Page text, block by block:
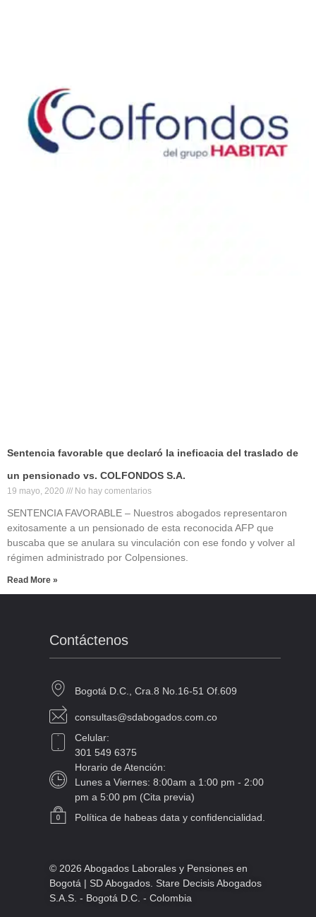
Sentencia favorable que declaró la ineficacia del traslado de
un pensionado vs. COLFONDOS S.A.
19 mayo, 2020 No hay comentarios
SENTENCIA FAVORABLE – Nuestros abogados representaron
exitosamente a un pensionado de esta reconocida AFP que
buscaba que se anulara su vinculación con ese fondo y volver al
régimen administrado por Colpensiones.
Read More »
Contáctenos
Bogotá D.C., Cra.8 No.16-51 Of.609
consultas@sdabogados.com.co
Celular:
301 549 6375
Horario de Atención:
Lunes a Viernes: 8:00am a 1:00 pm - 2:00
pm a 5:00 pm (Cita previa)
Política de habeas data y confidencialidad.
© 2026 Abogados Laborales y Pensiones en
Bogotá | SD Abogados. Stare Decisis Abogados
S.A.S. - Bogotá D.C. - Colombia